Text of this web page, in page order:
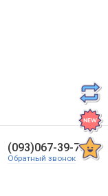
(093)067-39-70
Обратный звонок